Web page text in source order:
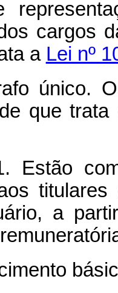
cargos
a Lei nº
único.
que trata
Estão
a